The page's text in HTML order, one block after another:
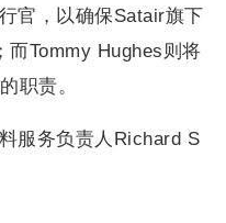
官，以确保Satair旗下
而Tommy Hughes则将
职责。
服务负责人Richard S